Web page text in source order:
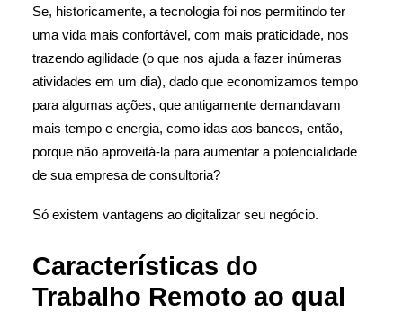
Se, historicamente, a tecnologia foi nos permitindo ter
uma vida mais confortável, com mais praticidade, nos
trazendo agilidade (o que nos ajuda a fazer inúmeras
atividades em um dia), dado que economizamos tempo
para algumas ações, que antigamente demandavam
mais tempo e energia, como idas aos bancos, então,
porque não aproveitá-la para aumentar a potencialidade
de sua empresa de consultoria?
Só existem vantagens ao digitalizar seu negócio.
Características do
Trabalho Remoto ao qual